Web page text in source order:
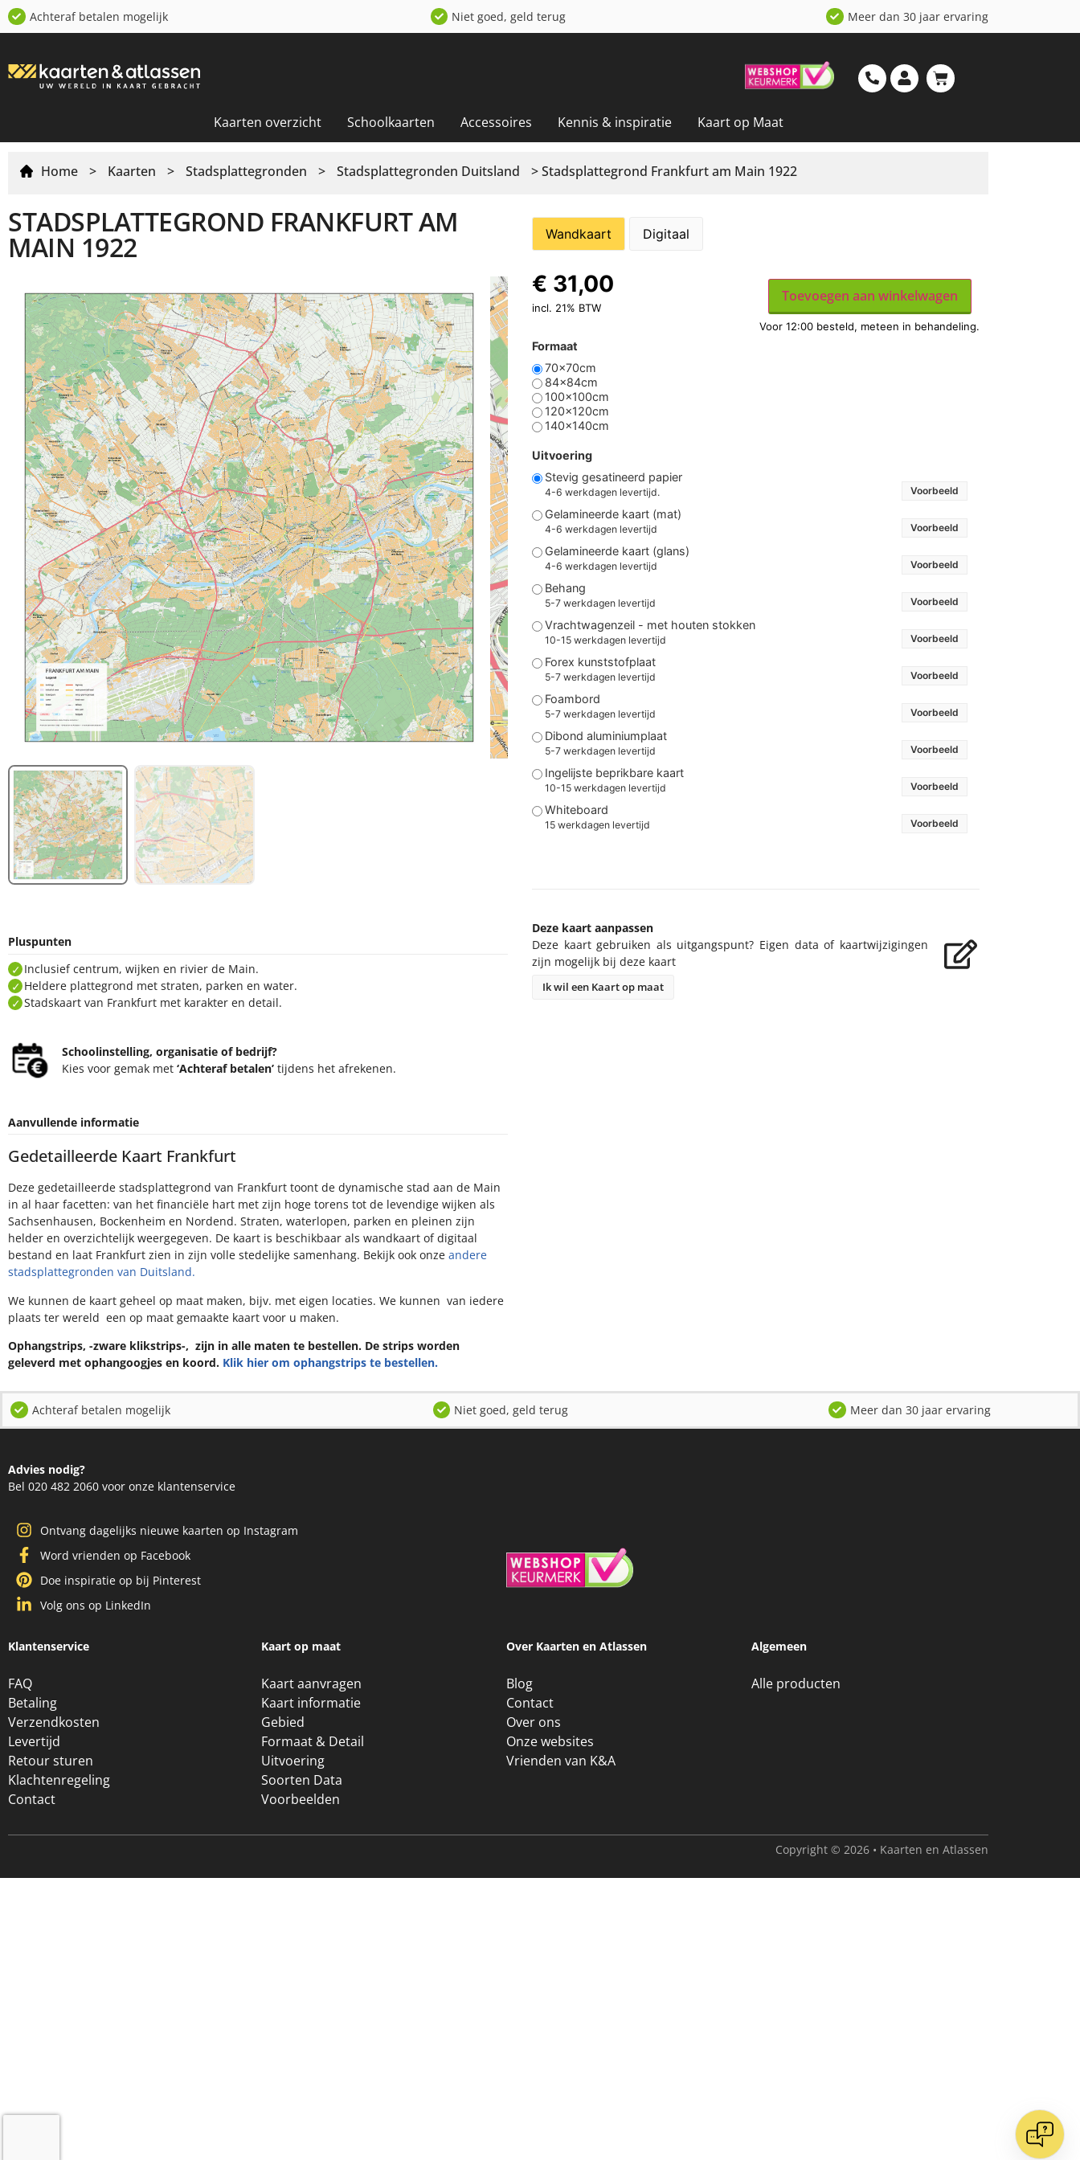
Achteraf betalen mogelijk Niet goed, geld terug Meer dan 30 jaar ervaring
Kaarten overzicht Schoolkaarten Accessoires Kennis & inspiratie Kaart op Maat
Home > Kaarten > Stadsplattegronden > Stadsplattegronden Duitsland > Stadsplattegrond Frankfurt am Main 1922
STADSPLATTEGROND FRANKFURT AM
MAIN 1922
Pluspunten
Inclusief centrum, wijken en rivier de Main.
Heldere plattegrond met straten, parken en water.
Stadskaart van Frankfurt met karakter en detail.
Schoolinstelling, organisatie of bedrijf?
Kies voor gemak met‘Achteraf betalen’ tijdens het afrekenen.
Aanvullende informatie
Gedetailleerde Kaart Frankfurt
Deze gedetailleerde stadsplattegrond van Frankfurt toont de dynamische stad aan de Main
in al haar facetten: van het financiële hart met zijn hoge torens tot de levendige wijken als
Sachsenhausen, Bockenheim en Nordend. Straten, waterlopen, parken en pleinen zijn
helder en overzichtelijk weergegeven. De kaart is beschikbaar als wandkaart of digitaal
bestand en laat Frankfurt zien in zijn volle stedelijke samenhang. Bekijk ook onze andere
stadsplattegronden van Duitsland.
We kunnen de kaart geheel op maat maken, bijv. met eigen locaties. We kunnen van iedere
plaats ter wereld een op maat gemaakte kaart voor u maken.
Ophangstrips, -zware klikstrips-, zijn in alle maten te bestellen. De strips worden
geleverd met ophangoogjes en koord. Klik hier om ophangstrips te bestellen.
Wandkaart Digitaal
Formaat
70x70cm
84x84cm
100x100cm
120x120cm
140x140cm
Uitvoering
Stevig gesatineerd papier
4-6 werkdagen levertijd. Voorbeeld
Gelamineerde kaart (mat)
4-6 werkdagen levertijd Voorbeeld
Gelamineerde kaart (glans)
4-6 werkdagen levertijd Voorbeeld
Behang
5-7 werkdagen levertijd Voorbeeld
Vrachtwagenzeil - met houten stokken
10-15 werkdagen levertijd Voorbeeld
Forex kunststofplaat
5-7 werkdagen levertijd Voorbeeld
Foambord
5-7 werkdagen levertijd Voorbeeld
Dibond aluminiumplaat
5-7 werkdagen levertijd Voorbeeld
Ingelijste beprikbare kaart
10-15 werkdagen levertijd Voorbeeld
Whiteboard
15 werkdagen levertijd Voorbeeld
€ 31,00
incl. 21% BTW
Toevoegen aan winkelwagen
Deze kaart aanpassen
Deze kaart gebruiken als uitgangspunt? Eigen data of kaartwijzigingen
zijn mogelijk bij deze kaart
Ik wil een Kaart op maat
Achteraf betalen mogelijk Niet goed, geld terug Meer dan 30 jaar ervaring
Advies nodig?
Bel 020 482 2060 voor onze klantenservice
Ontvang dagelijks nieuwe kaarten op Instagram
Word vrienden op Facebook
Doe inspiratie op bij Pinterest
Volg ons op LinkedIn
Klantenservice
FAQ
Betaling
Verzendkosten
Levertijd
Retour sturen
Klachtenregeling
Contact
Kaart op maat
Kaart aanvragen
Kaart informatie
Gebied
Formaat & Detail
Uitvoering
Soorten Data
Voorbeelden
Over Kaarten en Atlassen
Blog
Contact
Over ons
Onze websites
Vrienden van K&A
Algemeen
Alle producten
Copyright © 2026 • Kaarten en Atlassen